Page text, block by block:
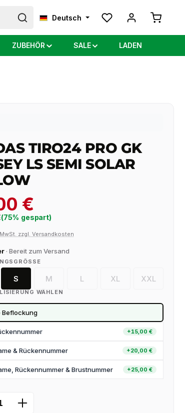
Deutsch
ZUBEHÖR SALE LADEN
TIRO24 PRO GK
LS SEMI SOLAR
€
(75% gespart)
zzgl. Versandkosten
· Bereit zum Versand
Option ist zurzeit nicht verfügbar.)
S M(Diese Option ist zurzeit nicht verfügbar.)
L(Diese Option ist zurzeit nicht
XL(Diese Option ist
XXL(Diese
WÄHLEN
Beflockung
+15,00 €
& Rückennummer +20,00 €
Rückennummer & Brustnummer +25,00 €
Anzahl: Gib den